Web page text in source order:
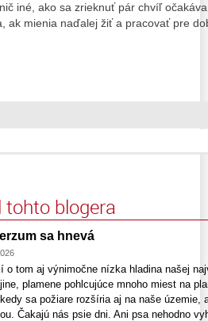
iné, ako sa zrieknuť pár chvíľ
ak mienia naďalej žiť a pracovať pre
tohto blogera
sa hnevá
o tom aj výnimočne nízka hladina našej
plamene pohlcujúce mnoho miest na
sa požiare rozšíria aj na naše územie,
Čakajú nás psie dni. Ani psa nehodno